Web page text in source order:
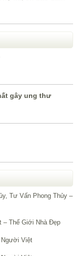
gây ung thư